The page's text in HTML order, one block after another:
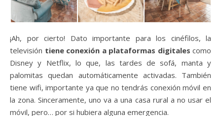
¡Ah, por cierto! Dato importante para los cinéfilos, la
televisión tiene conexión a plataformas digitales como
Disney y Netflix, lo que, las tardes de sofá, manta y
palomitas quedan automáticamente activadas. También
tiene wifi, importante ya que no tendrás conexión móvil en
la zona. Sinceramente, uno va a una casa rural a no usar el
móvil, pero… por si hubiera alguna emergencia.